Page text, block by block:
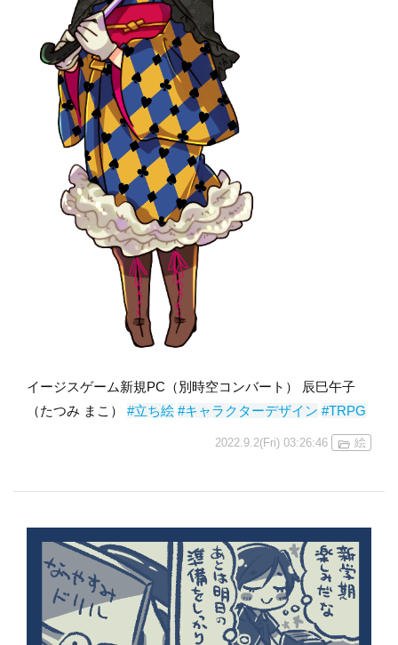
イージスゲーム新規PC（別時空コンバート） 辰巳午子
（たつみ まこ） #立ち絵 #キャラクターデザイン #TRPG
2022.9.2(Fri) 03:26:46 絵